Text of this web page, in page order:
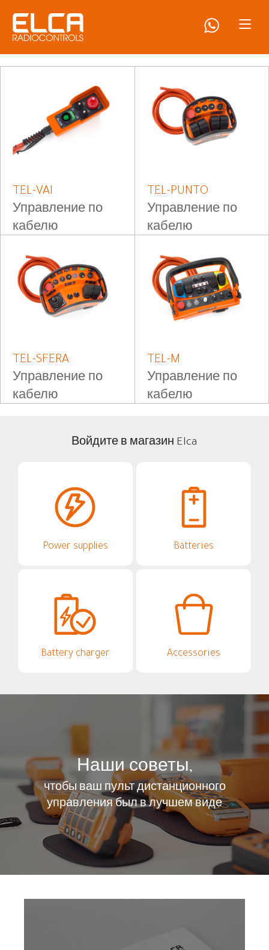
TEL-VAI
Управление по
кабелю
TEL-PUNTO
Управление по
кабелю
TEL-SFERA
Управление по
кабелю
TEL-M
Управление по
кабелю
Войдите в магазин Elca
Power supplies Batteries
Battery charger Accessories
Наши советы,
чтобы ваш пульт дистанционного
управления был в лучшем виде